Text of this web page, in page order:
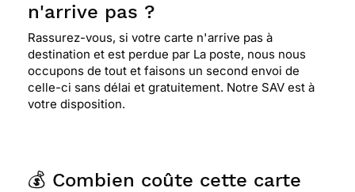
n'arrive pas ?
Rassurez-vous, si votre carte n'arrive pas à
destination et est perdue par La poste, nous nous
occupons de tout et faisons un second envoi de
celle-ci sans délai et gratuitement. Notre SAV est à
votre disposition.
💰 Combien coûte cette carte